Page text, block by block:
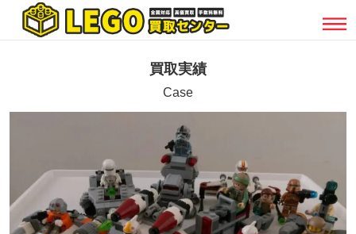
買取実績
Case